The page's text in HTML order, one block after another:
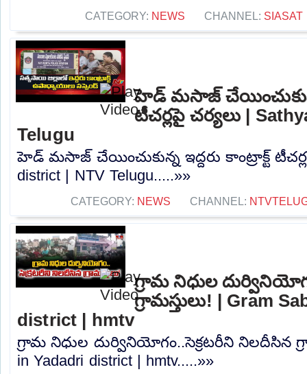
CATEGORY: NEWS CHANNEL: SIASAT
హెడ్ మసాజ్ చేయించుకున్న
టీచర్లపై చర్యలు |
Telugu
హెడ్ మసాజ్ చేయించుకున్న ఇద్దరు కాంట్రాక్ట్
district | NTV Telugu.....»»
CATEGORY: NEWS CHANNEL:
గ్రామ నిధుల
గ్రామస్తులు! | Gram
district | hmtv
గ్రామ నిధుల దుర్వినియోగం..సెక్రటరీని నిలదీసిన
in Yadadri district | hmtv.....»»